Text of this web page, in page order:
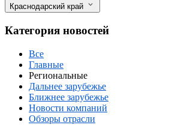
Краснодарский край
Категория новостей
Все
Главные
Региональные
Дальнее зарубежье
Ближнее зарубежье
Новости компаний
Обзоры отрасли